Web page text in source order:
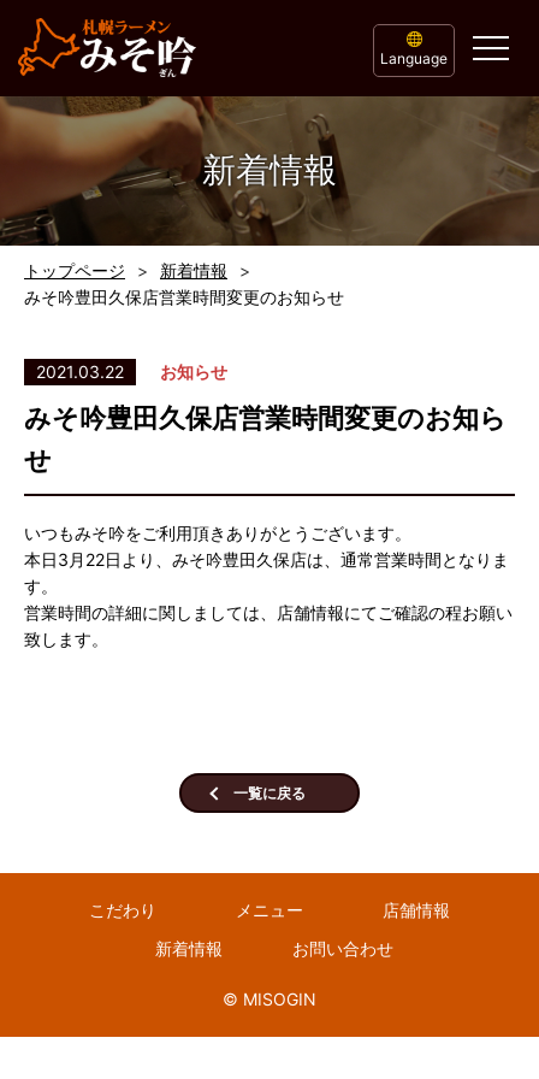
Language
新着情報
トップページ
新着情報
みそ吟豊田久保店営業時間変更のお知らせ
2021.03.22 お知らせ
みそ吟豊田久保店営業時間変更のお知ら
せ
いつもみそ吟をご利用頂きありがとうございます。
本日3月22日より、みそ吟豊田久保店は、通常営業時間となりま
す。
営業時間の詳細に関しましては、店舗情報にてご確認の程お願い
致します。
一覧に戻る
こだわり メニュー
店舗情報
新着情報
お問い合わせ
© MISOGIN